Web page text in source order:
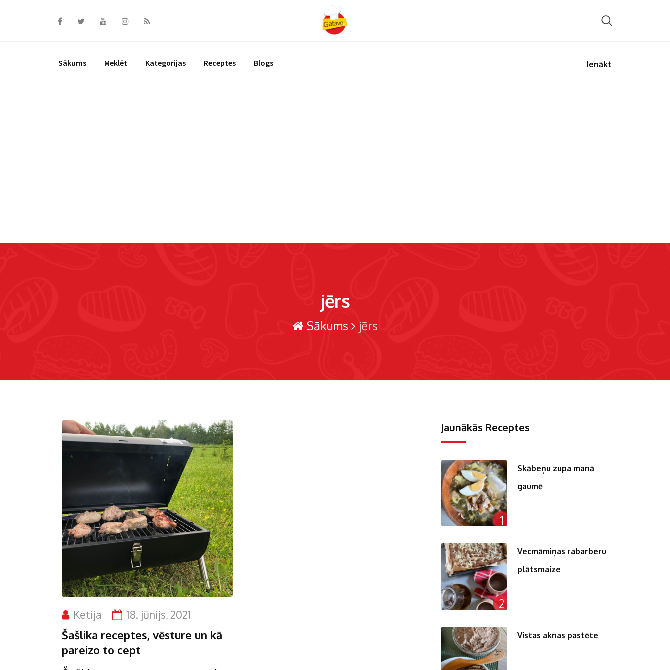
Sākums Meklēt Kategorijas Receptes Blogs Ienākt
jērs
Sākums jērs
Ketija 18. jūnijs, 2021
Šašlika receptes, vēsture un kā
pareizo to cept
Jaunākās Receptes
1
Skābeņu zupa manā
gaumē
2
Vecmāmiņas rabarberu
plātsmaize
Vistas aknas pastēte